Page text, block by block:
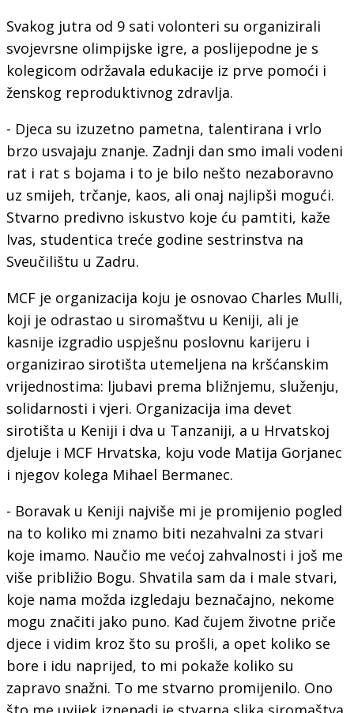
Svakog jutra od 9 sati volonteri su organizirali
svojevrsne olimpijske igre, a poslijepodne je s
kolegicom održavala edukacije iz prve pomoći i
ženskog reproduktivnog zdravlja.
- Djeca su izuzetno pametna, talentirana i vrlo
brzo usvajaju znanje. Zadnji dan smo imali vodeni
rat i rat s bojama i to je bilo nešto nezaboravno
uz smijeh, trčanje, kaos, ali onaj najlipši mogući.
Stvarno predivno iskustvo koje ću pamtiti, kaže
Ivas, studentica treće godine sestrinstva na
Sveučilištu u Zadru.
MCF je organizacija koju je osnovao Charles Mulli,
koji je odrastao u siromaštvu u Keniji, ali je
kasnije izgradio uspješnu poslovnu karijeru i
organizirao sirotišta utemeljena na kršćanskim
vrijednostima: ljubavi prema bližnjemu, služenju,
solidarnosti i vjeri. Organizacija ima devet
sirotišta u Keniji i dva u Tanzaniji, a u Hrvatskoj
djeluje i MCF Hrvatska, koju vode Matija Gorjanec
i njegov kolega Mihael Bermanec.
- Boravak u Keniji najviše mi je promijenio pogled
na to koliko mi znamo biti nezahvalni za stvari
koje imamo. Naučio me većoj zahvalnosti i još me
više približio Bogu. Shvatila sam da i male stvari,
koje nama možda izgledaju beznačajno, nekome
mogu značiti jako puno. Kad čujem životne priče
djece i vidim kroz što su prošli, a opet koliko se
bore i idu naprijed, to mi pokaže koliko su
zapravo snažni. To me stvarno promijenilo. Ono